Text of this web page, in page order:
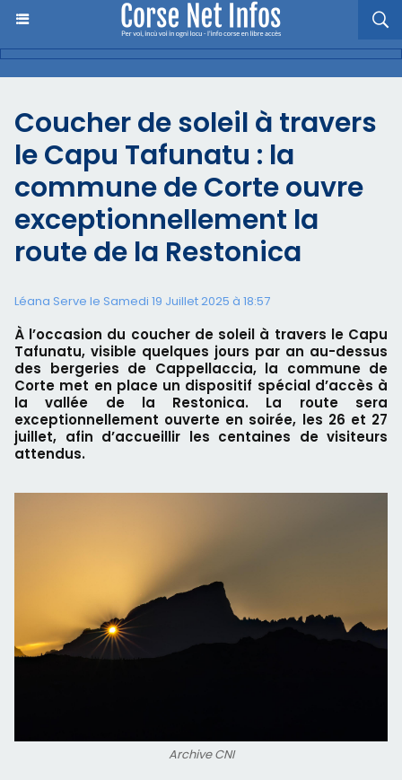
Coucher de soleil à travers
le Capu Tafunatu : la
commune de Corte ouvre
exceptionnellement la
route de la Restonica
Léana Serve le Samedi 19 Juillet 2025 à 18:57
À l’occasion du coucher de soleil à travers le Capu
Tafunatu, visible quelques jours par an au-dessus
des bergeries de Cappellaccia, la commune de
Corte met en place un dispositif spécial d’accès à
la vallée de la Restonica. La route sera
exceptionnellement ouverte en soirée, les 26 et 27
juillet, afin d’accueillir les centaines de visiteurs
attendus.
Archive CNI